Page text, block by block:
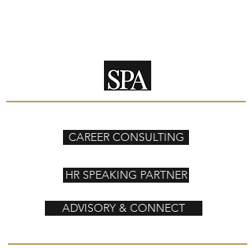
CAREER CONSULTING
HR SPEAKING PARTNER
ADVISORY & CONNECT